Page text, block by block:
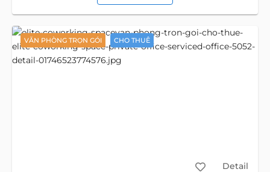
VĂN PHÒNG TRỌN GÓI CHO THUÊ
Detail